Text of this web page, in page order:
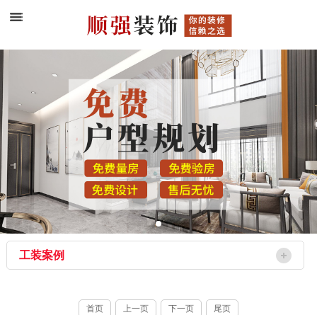
工装案例
首页 上一页 下一页 尾页